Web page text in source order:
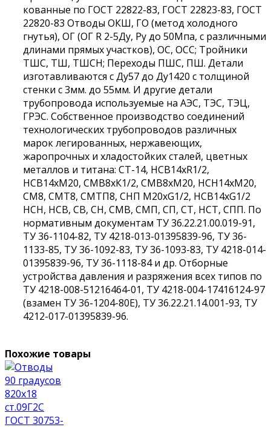
кованные по ГОСТ 22822-83, ГОСТ 22823-83, ГОСТ
22820-83 Отводы ОКШ, ГО (метод холодного
гнутья), ОГ (ОГ R 2-5Ду, Ру до 50Мпа, с различными
длинами прямых участков), ОС, ОСС; Тройники
ТШС, ТШ, ТШСН; Переходы ПШС, ПШ. Детали
изготавливаются с Ду57 до Ду1420 с толщиной
стенки с 3мм. до 55мм. И другие детали
трубопровода используемые на АЭС, ТЭС, ТЭЦ,
ГРЭС. Собственное производство соединений
технологических трубопроводов различных
марок легированных, нержавеющих,
жаропрочных и хладостойких сталей, цветных
металлов и титана: СТ-14, НСВ14хR1/2,
НСВ14хМ20, СМВ8хК1/2, СМВ8хМ20, НСН14хМ20,
СМ8, СМТ8, СМТП8, СНП М20хG1/2, НСВ14хG1/2
НСН, НСВ, СВ, СН, СМВ, СМП, СП, СТ, НСТ, СПП. По
нормативным документам ТУ 36.22.21.00.019-91,
ТУ 36-1104-82, ТУ 4218-013-01395839-96, ТУ 36-
1133-85, ТУ 36-1092-83, ТУ 36-1093-83, ТУ 4218-014-
01395839-96, ТУ 36-1118-84 и др. Отборные
устройства давления и разряжения всех типов по
ТУ 4218-008-51216464-01, ТУ 4218-004-17416124-97
(взамен ТУ 36-1204-80Е), ТУ 36.22.21.14.001-93, ТУ
4212-017-01395839-96.
Похожие товары